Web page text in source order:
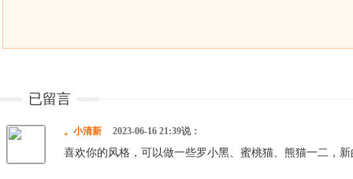
已留言
。小清新 2023-06-16 21:39说：
喜欢你的风格，可以做一些罗小黑、蜜桃猫、熊猫一二，